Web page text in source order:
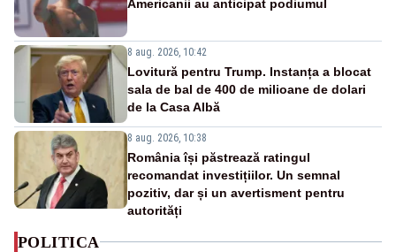
Americanii au anticipat podiumul
8 aug. 2026, 10:42
Lovitură pentru Trump. Instanța a blocat
sala de bal de 400 de milioane de dolari
de la Casa Albă
8 aug. 2026, 10:38
România își păstrează ratingul
recomandat investițiilor. Un semnal
pozitiv, dar și un avertisment pentru
autorități
POLITICA